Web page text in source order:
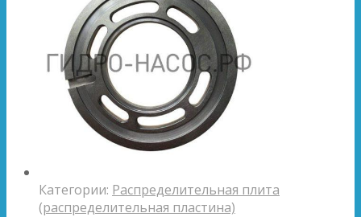
Категории: Распределительная плита
(распределительная пластина)